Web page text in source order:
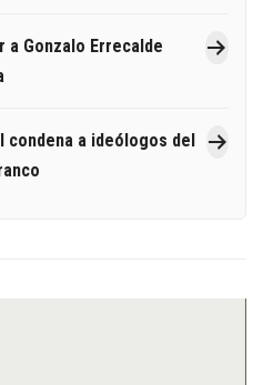
a Gonzalo Errecalde
condena a ideólogos del